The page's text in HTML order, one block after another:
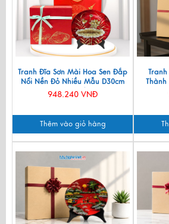
Tranh Đĩa Sơn Mài Hoa Sen Đắp
Nổi Nền Đỏ Nhiều Mẫu D30cm
TD30SV/1
948.240 VNĐ
Thêm vào giỏ hàng